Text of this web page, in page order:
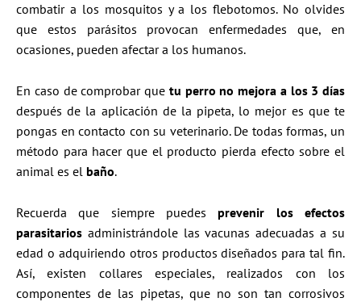
combatir a los mosquitos y a los flebotomos. No olvides
que estos parásitos provocan enfermedades que, en
ocasiones, pueden afectar a los humanos.
En caso de comprobar que tu perro no mejora a los 3 días
después de la aplicación de la pipeta, lo mejor es que te
pongas en contacto con su veterinario. De todas formas, un
método para hacer que el producto pierda efecto sobre el
animal es el baño.
Recuerda que siempre puedesprevenir los efectos
parasitarios administrándole las vacunas adecuadas a su
edad o adquiriendo otros productos diseñados para tal fin.
Así, existen collares especiales, realizados con los
componentes de las pipetas, que no son tan corrosivos